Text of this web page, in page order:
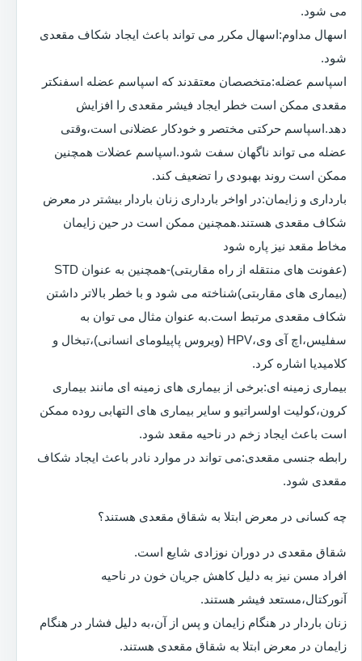
می شود.
اسهال مداوم:اسهال مکرر می تواند باعث ایجاد شکاف مقعدی
شود.
اسپاسم عضله:متخصصان معتقدند که اسپاسم عضله اسفنکتر
مقعدی ممکن است خطر ایجاد فیشر مقعدی را افزایش
دهد.اسپاسم حرکتی مختصر و خودکار عضلانی است،وقتی
عضله می تواند ناگهان سفت شود.اسپاسم عضلات همچنین
ممکن است روند بهبودی را تضعیف کند.
بارداری و زایمان:در اواخر بارداری زنان باردار بیشتر در معرض
شکاف مقعدی هستند.همچنین ممکن است در حین زایمان
مخاط مقعد نیز پاره شود
(عفونت های منتقله از راه مقاربتی)-همچنین به عنوان STD
(بیماری های مقاربتی)شناخته می شود و با خطر بالاتر داشتن
شکاف مقعدی مرتبط است.به عنوان مثال می توان به
سفلیس،اچ آی وی،HPV (ویروس پاپیلومای انسانی)،تبخال و
کلامیدیا اشاره کرد.
بیماری زمینه ای:برخی از بیماری های زمینه ای مانند بیماری
کرون،کولیت اولسراتیو و سایر بیماری های التهابی روده ممکن
است باعث ایجاد زخم در ناحیه مقعد شود.
رابطه جنسی مقعدی:می تواند در موارد نادر باعث ایجاد شکاف
مقعدی شود.
چه کسانی در معرض ابتلا به شقاق مقعدی هستند؟
شقاق مقعدی در دوران نوزادی شایع است.
افراد مسن نیز به دلیل کاهش جریان خون در ناحیه
آنورکتال،مستعد فیشر هستند.
زنان باردار در هنگام زایمان و پس از آن،به دلیل فشار در هنگام
زایمان در معرض ابتلا به شقاق مقعدی هستند.